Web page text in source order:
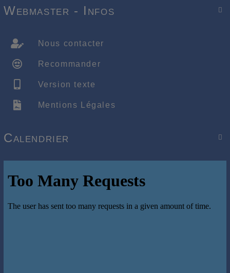

Webmaster - Infos
Nous contacter
Recommander
Version texte
Mentions Légales

Calendrier